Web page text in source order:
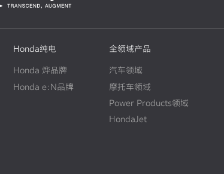
Honda纯电
Honda 烨品牌
Honda e:N品牌
全领域产品
汽车领域
摩托车领域
Power Products领域
HondaJet